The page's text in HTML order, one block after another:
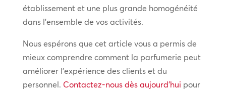
établissement et une plus grande homogénéité
dans l’ensemble de vos activités.
Nous espérons que cet article vous a permis de
mieux comprendre comment la parfumerie peut
améliorer l’expérience des clients et du
personnel. Contactez-nous dès aujourd’hui pour